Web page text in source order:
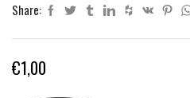
Share:
€1,00